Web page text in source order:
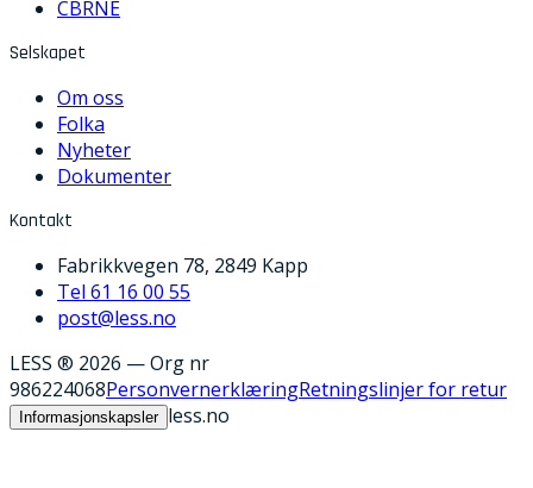
CBRNE
Selskapet
Om oss
Folka
Nyheter
Dokumenter
Kontakt
Fabrikkvegen 78, 2849 Kapp
Tel 61 16 00 55
post@less.no
LESS ® 2026 —Org nr
986224068PersonvernerklæringRetningslinjer for retur
Informasjonskapsler less.no